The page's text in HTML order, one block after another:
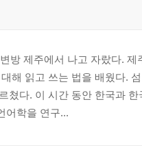
방 제주에서 나고 자랐다.
해 읽고 쓰는 법을 배웠다.
쳤다. 이 시간 동안 한국과
어학을 연구...